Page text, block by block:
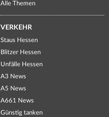
Alle Themen
VERKEHR
Staus Hessen
Blitzer Hessen
Unfälle Hessen
A3 News
A5 News
A661 News
Günstig tanken